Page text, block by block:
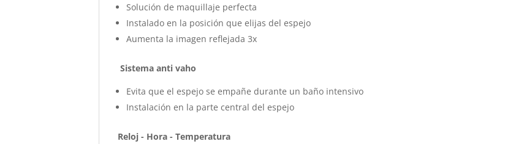
Solución de maquillaje perfecta
Instalado en la posición que elijas del espejo
Aumenta la imagen reflejada 3x
Sistema anti vaho
Evita que el espejo se empañe durante un baño intensivo
Instalación en la parte central del espejo
Reloj - Hora - Temperatura